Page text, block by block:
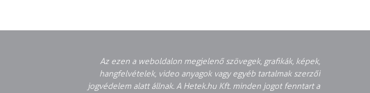
Az ezen a weboldalon megjelenő szövegek, grafikák, képek,
hangfelvételek, video anyagok vagy egyéb tartalmak szerzői
jogvédelem alatt állnak. A Hetek.hu Kft. minden jogot fenntart a